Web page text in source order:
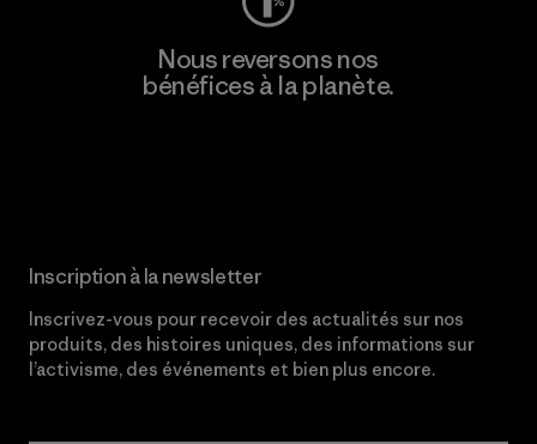
Nous reversons nos
bénéfices à la planète.
Inscription à la newsletter
Inscrivez-vous pour recevoir des actualités sur nos
produits, des histoires uniques, des informations sur
l’activisme, des événements et bien plus encore.